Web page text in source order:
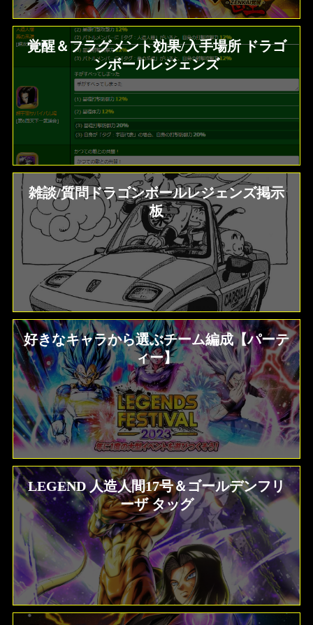
覚醒＆フラグメント効果/入手場所 ドラゴ
ンボールレジェンズ
雑談/質問ドラゴンボールレジェンズ掲示
板
好きなキャラから選ぶチーム編成【パーテ
ィー】
LEGEND 人造人間17号＆ゴールデンフリ
ーザ タッグ